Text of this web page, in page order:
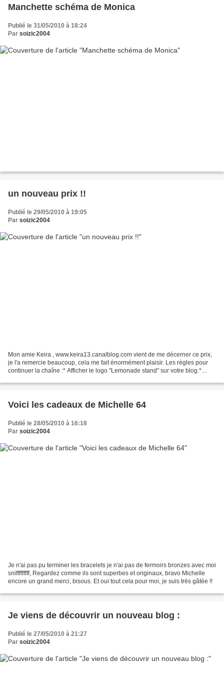
Manchette schéma de Monica
Publié le 31/05/2010 à 18:24
Par soizic2004
un nouveau prix !!
Publié le 29/05/2010 à 19:05
Par soizic2004
Mon amie Keira , www.keira13.canalblog.com vient de me décerner ce prix,
je l'a remercie beaucoup, cela me fait énormément plaisir. Les règles pour
continuer la chaîne :* Afficher le logo "Lemonade stand" sur votre blog.*
Voici les cadeaux de Michelle 64
Publié le 28/05/2010 à 16:18
Par soizic2004
Je n'ai pas pu terminer les bracelets je n'ai pas de fermoirs bronzes avec moi
snifffffffff, Regardez comme ils sont superbes et originaux, bravo Michelle
encore un grand merci, bisous. Et oui tout cela pour moi, je suis très gâtée !!
Je viens de découvrir un nouveau blog :
Publié le 27/05/2010 à 21:27
Par soizic2004